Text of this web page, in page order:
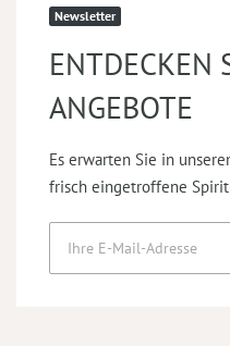
Newsletter
ENTDECKEN
ANGEBOTE
Es erwarten Sie in
frisch eingetroffene